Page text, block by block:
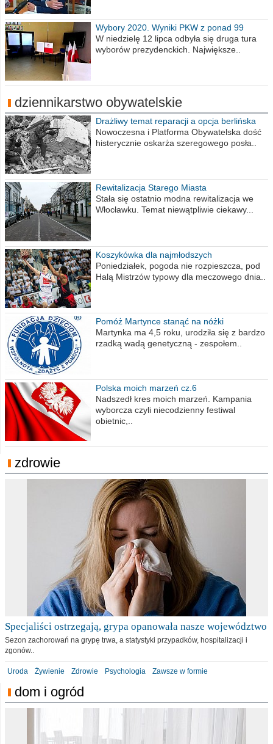
Wybory 2020. Wyniki PKW z ponad 99
procent obwodów
W niedzielę 12 lipca odbyła się druga tura
wyborów prezydenckich. Największe..
dziennikarstwo obywatelskie
Drażliwy temat reparacji a opcja berlińska
Nowoczesna i Platforma Obywatelska dość
histerycznie oskarża szeregowego posła..
Rewitalizacja Starego Miasta
Stała się ostatnio modna rewitalizacja we
Włocławku. Temat niewątpliwie ciekawy...
Koszykówka dla najmłodszych
Poniedziałek, pogoda nie rozpieszcza, pod
Halą Mistrzów typowy dla meczowego dnia..
Pomóż Martynce stanąć na nóżki
Martynka ma 4,5 roku, urodziła się z bardzo
rzadką wadą genetyczną - zespołem..
Polska moich marzeń cz.6
Nadszedł kres moich marzeń. Kampania
wyborcza czyli niecodzienny festiwal
obietnic,..
zdrowie
Specjaliści ostrzegają, grypa opanowała nasze województwo
Sezon zachorowań na grypę trwa, a statystyki przypadków, hospitalizacji i
zgonów..
Uroda Żywienie Zdrowie Psychologia Zawsze w formie
dom i ogród